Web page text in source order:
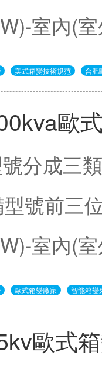
室內(
美式箱變技術規范 合肥
歐
分成三
號前三
室內(
歐式箱變廠家 智能箱變
歐式